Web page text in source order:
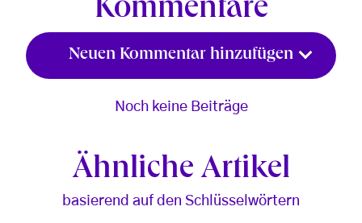
Kommentare
Neuen Kommentar hinzufügen
Noch keine Beiträge
Ähnliche Artikel
basierend auf den Schlüsselwörtern